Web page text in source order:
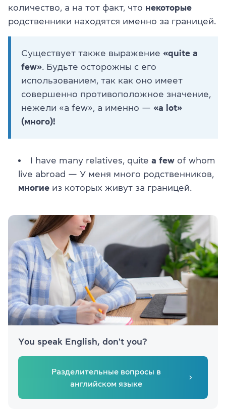
количество, а на тот факт, что некоторые
родственники находятся именно за границей.
Существует также выражение «quite a
few» . Будьте осторожны с его
использованием, так как оно имеет
совершенно противоположное значение,
нежели «a few», а именно — «a lot»
(много)!
I have many relatives, quite a few of whom
live abroad — У меня много родственников,
многие из которых живут за границей.
You speak English, don't you?
Разделительные вопросы в
английском языке